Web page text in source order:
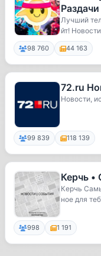
Раздачи
Лучший
йт!
98 760 44 163
72.ru
Новости,
99 839 118 139
Керчь •
Керчь
ное для
998 1 191